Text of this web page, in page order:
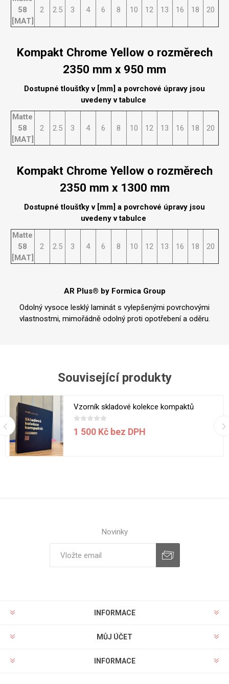
58
[MAT]
2 2.5 3 4 6 8 10 12 13 16 18 20
Kompakt Chrome Yellow o rozměrech
2350 mm x 950 mm
Dostupné tloušťky v [mm] a povrchové úpravy jsou
uvedeny v tabulce
Matte
58
[MAT]
2 2.5 3 4 6 8 10 12 13 16 18 20
Kompakt Chrome Yellow o rozměrech
2350 mm x 1300 mm
Dostupné tloušťky v [mm] a povrchové úpravy jsou
uvedeny v tabulce
Matte
58
[MAT]
2 2.5 3 4 6 8 10 12 13 16 18 20
AR Plus® by Formica Group
Odolný vysoce lesklý laminát s vylepšenými povrchovými
vlastnostmi, mimořádně odolný proti opotřebení a oděru.
Související produkty
Vzorník skladové kolekce kompaktů
1 500 Kč bez DPH
Novinky
INFORMACE
MŮJ ÚČET
INFORMACE